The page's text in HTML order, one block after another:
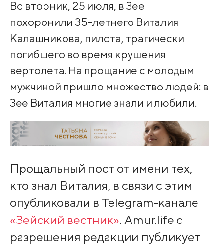
Во вторник, 25 июля, в Зее
похоронили 35-летнего Виталия
Калашникова, пилота, трагически
погибшего во время крушения
вертолета. На прощание с молодым
мужчиной пришло множество людей: в
Зее Виталия многие знали и любили.
Прощальный пост от имени тех,
кто знал Виталия, в связи с этим
опубликовали в Telegram-канале
«Зейский вестник». Amur.life с
разрешения редакции публикует